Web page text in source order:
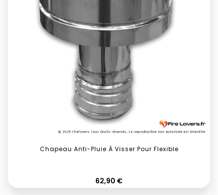
Chapeau Anti-Pluie À Visser Pour Flexible
62,90 €Prix